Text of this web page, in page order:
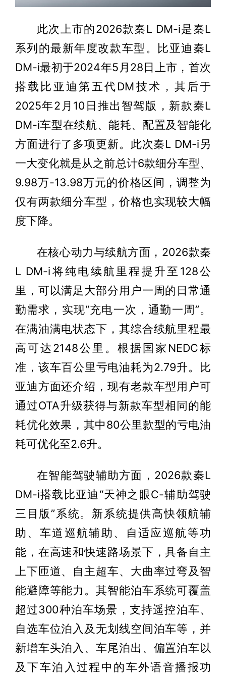
此次上市的2026款秦L DM-i是秦L
系列的最新年度改款车型。比亚迪秦L
DM-i最初于2024年5月28日上市，首次
搭载比亚迪第五代DM技术，其后于
2025年2月10日推出智驾版，新款秦L
DM-i车型在续航、能耗、配置及智能化
方面进行了多项更新。此次秦L DM-i另
一大变化就是从之前总计6款细分车型、
9.98万-13.98万元的价格区间，调整为
仅有两款细分车型，价格也实现较大幅
度下降。
在核心动力与续航方面，2026款秦
L DM-i将纯电续航里程提升至128公
里，可以满足大部分用户一周的日常通
勤需求，实现“充电一次，通勤一周”。
在满油满电状态下，其综合续航里程最
高可达2148公里。根据国家NEDC标
准，该车百公里亏电油耗为2.79升。比
亚迪方面还介绍，现有老款车型用户可
通过OTA升级获得与新款车型相同的能
耗优化效果，其中80公里款型的亏电油
耗可优化至2.6升。
在智能驾驶辅助方面，2026款秦L
DM-i搭载比亚迪“天神之眼C-辅助驾驶
三目版”系统。新系统提供高快领航辅
助、车道巡航辅助、自适应巡航等功
能，在高速和快速路场景下，具备自主
上下匝道、自主超车、大曲率过弯及智
能避障等能力。其智能泊车系统可覆盖
超过300种泊车场景，支持遥控泊车、
自选车位泊入及无划线空间泊车等，并
新增车头泊入、车尾泊出、偏置泊车以
及下车泊入过程中的车外语音播报功